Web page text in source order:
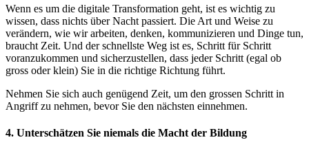
Wenn es um die digitale Transformation geht, ist es wichtig zu
wissen, dass nichts über Nacht passiert. Die Art und Weise zu
verändern, wie wir arbeiten, denken, kommunizieren und Dinge tun,
braucht Zeit. Und der schnellste Weg ist es, Schritt für Schritt
voranzukommen und sicherzustellen, dass jeder Schritt (egal ob
gross oder klein) Sie in die richtige Richtung führt.
Nehmen Sie sich auch genügend Zeit, um den grossen Schritt in
Angriff zu nehmen, bevor Sie den nächsten einnehmen.
4. Unterschätzen Sie niemals die Macht der Bildung